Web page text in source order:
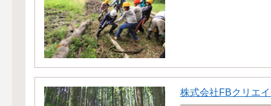
株式会社FBクリエ